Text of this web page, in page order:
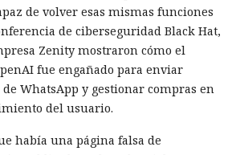
de volver esas mismas funciones
de ciberseguridad Black Hat,
Zenity mostraron cómo el
fue engañado para enviar
WhatsApp y gestionar compras en
del usuario.
había una página falsa de